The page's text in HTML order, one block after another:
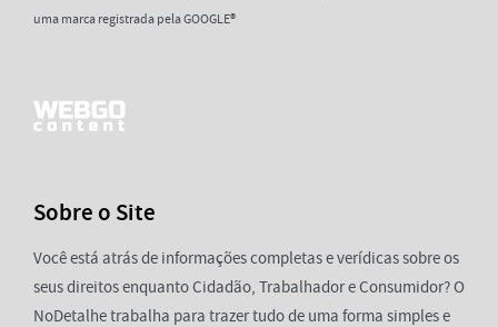
uma marca registrada pela GOOGLE®
Sobre o Site
Você está atrás de informações completas e verídicas sobre os
seus direitos enquanto Cidadão, Trabalhador e Consumidor? O
NoDetalhe trabalha para trazer tudo de uma forma simples e